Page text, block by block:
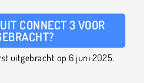
CONNECT 3 VOOR
uitgebracht op 6 juni 2025.